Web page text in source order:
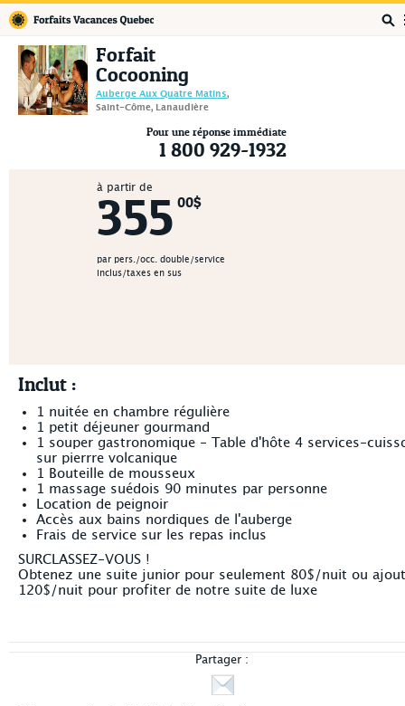
Forfait
Cocooning
Auberge Aux Quatre Matins,
Saint-Côme, Lanaudière
Pour une réponse immédiate
1 800 929-1932
à partir de
355 00$
par pers./occ. double/service
inclus/taxes en sus
Inclut :
1 nuitée en chambre régulière
1 petit déjeuner gourmand
1 souper gastronomique - Table d'hôte 4 services-
sur pierrre volcanique
1 Bouteille de mousseux
1 massage suédois 90 minutes par personne
Location de peignoir
Accès aux bains nordiques de l'auberge
Frais de service sur les repas inclus
SURCLASSEZ-VOUS !
Obtenez une suite junior pour seulement 80$/nuit ou
120$/nuit pour profiter de notre suite de luxe
Partager :